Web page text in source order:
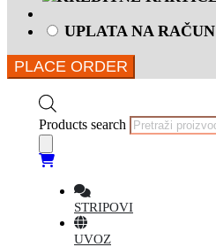
UPLATA NA RAČUN
PLACE ORDER
Products search
STRIPOVI
UVOZ